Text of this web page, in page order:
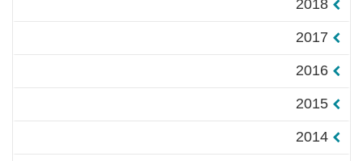
2018
2017
2016
2015
2014